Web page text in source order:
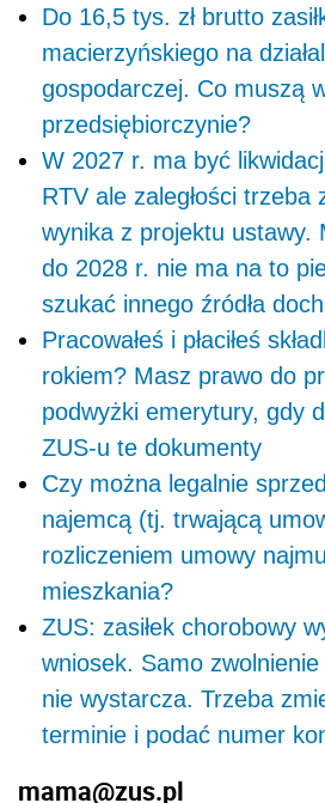
Do 16,5 tys. zł brutto
macierzyńskiego na
gospodarczej. Co muszą
przedsiębiorczynie?
W 2027 r. ma być
RTV ale zaległości trzeba
wynika z projektu ustawy.
do 2028 r. nie ma na to
szukać innego źródła
Pracowałeś i płaciłeś
rokiem? Masz prawo do
podwyżki emerytury, gdy
ZUS-u te dokumenty
Czy można legalnie
najemcą (tj. trwającą
rozliczeniem umowy
mieszkania?
ZUS: zasiłek chorobowy
wniosek. Samo
nie wystarcza. Trzeba
terminie i podać numer
mama@zus.pl